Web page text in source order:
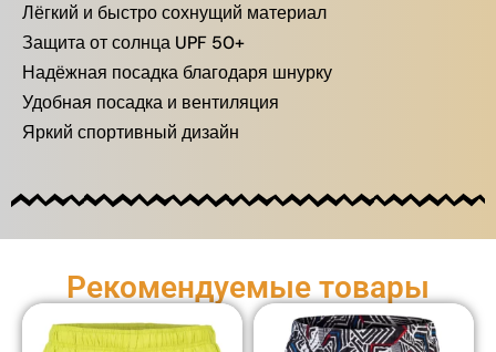
Лёгкий и быстро сохнущий материал
Защита от солнца UPF 50+
Надёжная посадка благодаря шнурку
Удобная посадка и вентиляция
Яркий спортивный дизайн
Рекомендуемые товары